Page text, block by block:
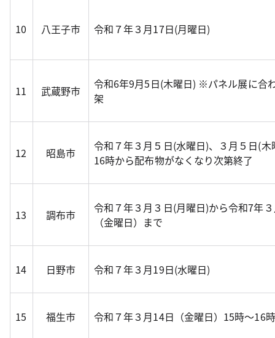
10 八王子市 令和７年３月17日(月曜日)
11 武蔵野市
令和6年9月5日(木曜日) ※パネル展に合
架
12 昭島市
令和７年３月５日(水曜日)、３月５日(木
16時から配布物がなくなり次第終了
13 調布市
令和７年３月３日(月曜日)から令和7年
（金曜日）まで
14 日野市 令和７年３月19日(水曜日)
15 福生市 令和７年３月14日（金曜日）15時～16